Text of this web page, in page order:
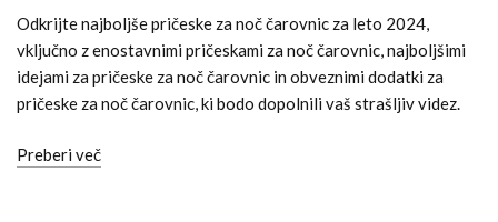
Odkrijte najboljše pričeske za noč čarovnic za leto 2024,
vključno z enostavnimi pričeskami za noč čarovnic, najboljšimi
idejami za pričeske za noč čarovnic in obveznimi dodatki za
pričeske za noč čarovnic, ki bodo dopolnili vaš strašljiv videz.
Preberi več